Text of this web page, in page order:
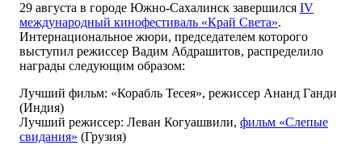
29 августа в городе Южно-Сахалинск завершился IV
международный кинофестиваль «Край Света».
Интернациональное жюри, председателем которого
выступил режиссер Вадим Абдрашитов, распределило
награды следующим образом:
Лучший фильм: «Корабль Тесея», режиссер Ананд Ганди
(Индия)
Лучший режиссер: Леван Когуашвили, фильм «Слепые
свидания» (Грузия)